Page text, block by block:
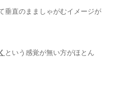
垂直のまましゃがむイメージが
という感覚が無い方がほとん